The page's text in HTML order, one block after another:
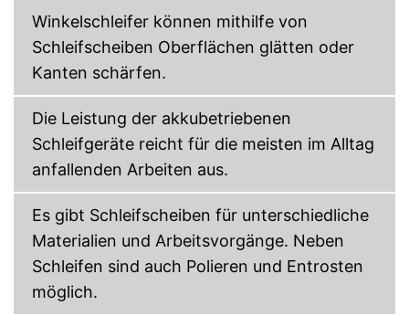
Vorteile
Der Zusatzhandgriff ist
praktisch und verstellbar
Mit ausgereifter Lithium-
Die Schruppscheibe kann
problemlos mehrfach
eingesetzt werden
Nachteile
Ist nicht transportabel
Amazon Lieferzeit
Winkelschleifer können mithilfe von
Schleifscheiben Oberflächen glätten oder
Kanten schärfen.
Die Leistung der akkubetriebenen
Schleifgeräte reicht für die meisten im Alltag
anfallenden Arbeiten aus.
Es gibt Schleifscheiben für unterschiedliche
Materialien und Arbeitsvorgänge. Neben
Schleifen sind auch Polieren und Entrosten
möglich.